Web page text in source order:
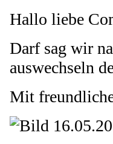
Hallo liebe
Darf sag wir
auswechseln
Mit